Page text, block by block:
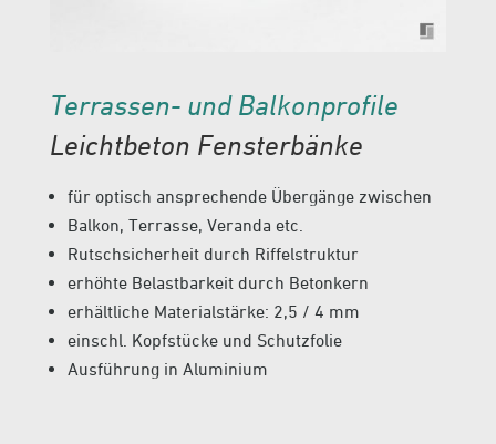
Terrassen- und Balkonprofile
Leichtbeton Fensterbänke
für optisch ansprechende Übergänge zwischen
Balkon, Terrasse, Veranda etc.
Rutschsicherheit durch Riffelstruktur
erhöhte Belastbarkeit durch Betonkern
erhältliche Materialstärke: 2,5 / 4 mm
einschl. Kopfstücke und Schutzfolie
Ausführung in Aluminium